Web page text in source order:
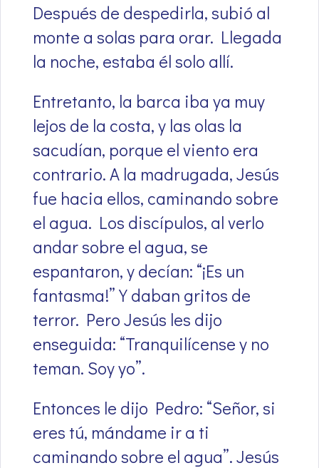
Después de despedirla, subió al
monte a solas para orar. Llegada
la noche, estaba él solo allí.
Entretanto, la barca iba ya muy
lejos de la costa, y las olas la
sacudían, porque el viento era
contrario. A la madrugada, Jesús
fue hacia ellos, caminando sobre
el agua. Los discípulos, al verlo
andar sobre el agua, se
espantaron, y decían: “¡Es un
fantasma!” Y daban gritos de
terror. Pero Jesús les dijo
enseguida: “Tranquilícense y no
teman. Soy yo”.
Entonces le dijo Pedro: “Señor, si
eres tú, mándame ir a ti
caminando sobre el agua”. Jesús